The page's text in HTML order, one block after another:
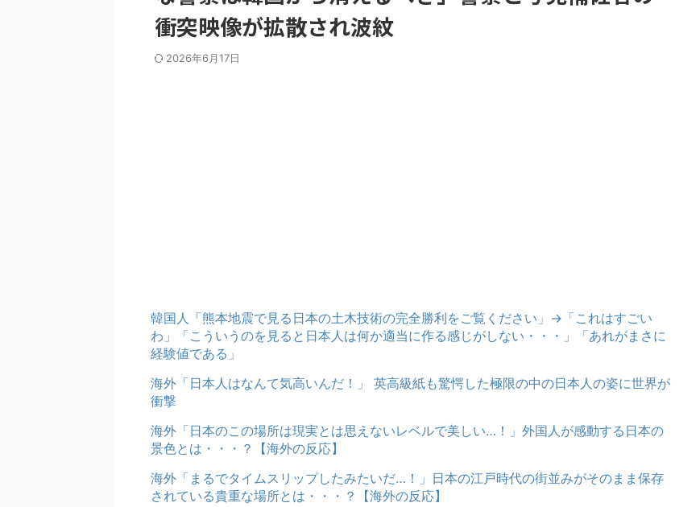
衝突映像が拡散され波紋
2026年6月17日
韓国人「熊本地震で見る日本の土木技術の完全勝利をご覧ください」→「これはすごい
わ」「こういうのを見ると日本人は何か適当に作る感じがしない・・・」「あれがまさに
経験値である」
海外「日本人はなんて気高いんだ！」 英高級紙も驚愕した極限の中の日本人の姿に世界が
衝撃
海外「日本のこの場所は現実とは思えないレベルで美しい…！」外国人が感動する日本の
景色とは・・・？【海外の反応】
海外「まるでタイムスリップしたみたいだ…！」日本の江戸時代の街並みがそのまま保存
されている貴重な場所とは・・・？【海外の反応】